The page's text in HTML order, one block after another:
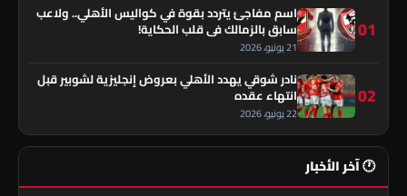
01
اسم مفاجئ يتردد بقوة في كواليس الأهلي.. ولاعب
سابق بالزمالك في قلب الحكاية!
21 يونيو، 2026
02
نادر شوقي يهدد الأهلي بعروض إنجليزية لشوبير قبل
انتهاء عقده
22 يونيو، 2026
🕐 آخر الأخبار